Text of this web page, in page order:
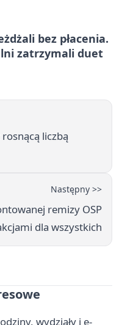
bez płacenia.
zatrzymali duet
liczbą
Następny >>
remizy OSP
dla wszystkich
wydziały i e-